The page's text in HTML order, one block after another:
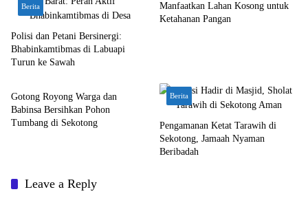
Berita
Polisi dan Petani Bersinergi:
Bhabinkamtibmas di Labuapi
Turun ke Sawah
Manfaatkan Lahan Kosong untuk
Ketahanan Pangan
Bali Nusra
Gotong Royong Warga dan
Babinsa Bersihkan Pohon
Tumbang di Sekotong
Berita
Pengamanan Ketat Tarawih di
Sekotong, Jamaah Nyaman
Beribadah
Leave a Reply